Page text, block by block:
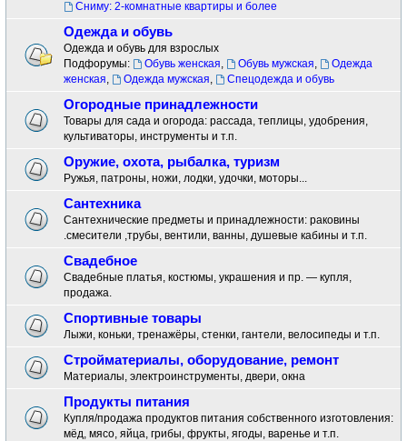
Сниму: 2-комнатные квартиры и более
Одежда и обувь
Одежда и обувь для взрослых
Подфорумы:
Обувь женская, Обувь мужская,
Одежда
женская, Одежда мужская, Спецодежда и обувь
Огородные принадлежности
Товары для сада и огорода: рассада, теплицы, удобрения,
культиваторы, инструменты и т.п.
Оружие, охота, рыбалка, туризм
Ружья, патроны, ножи, лодки, удочки, моторы...
Сантехника
Сантехнические предметы и принадлежности: раковины
.смесители ,трубы, вентили, ванны, душевые кабины и т.п.
Свадебное
Свадебные платья, костюмы, украшения и пр. — купля,
продажа.
Спортивные товары
Лыжи, коньки, тренажёры, стенки, гантели, велосипеды и т.п.
Стройматериалы, оборудование, ремонт
Материалы, электроинструменты, двери, окна
Продукты питания
Купля/продажа продуктов питания собственного изготовления:
мёд, мясо, яйца, грибы, фрукты, ягоды, варенье и т.п.